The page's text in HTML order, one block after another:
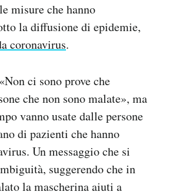
misure che hanno
la diffusione di epidemie,
coronavirus.
ci sono prove che
che non sono malate», ma
vanno usate dalle persone
di pazienti che hanno
Un messaggio che si
suggerendo che in
la mascherina aiuti a